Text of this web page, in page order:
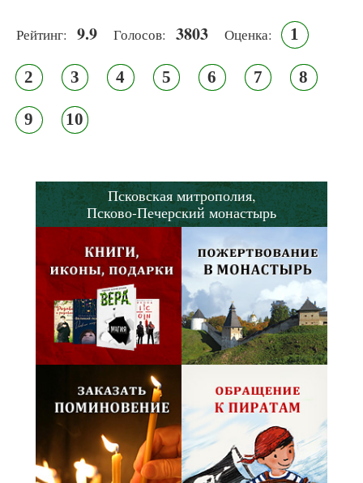
Рейтинг: 9.9 Голосов: 3803 Оценка: 1
2 3 4 5 6 7 8
9 10
Псковская митрополия,
Псково-Печерский монастырь